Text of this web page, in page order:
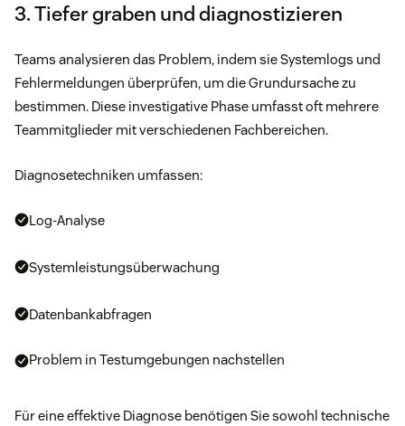
3. Tiefer graben und diagnostizieren
Teams analysieren das Problem, indem sie Systemlogs und
Fehlermeldungen überprüfen, um die Grundursache zu
bestimmen. Diese investigative Phase umfasst oft mehrere
Teammitglieder mit verschiedenen Fachbereichen.
Diagnosetechniken umfassen:
Log-Analyse
Systemleistungsüberwachung
Datenbankabfragen
Problem in Testumgebungen nachstellen
Für eine effektive Diagnose benötigen Sie sowohl technische